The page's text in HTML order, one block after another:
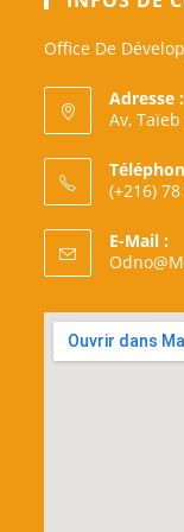
Office De
Adresse :
Av,
(+216)
E-Mail :